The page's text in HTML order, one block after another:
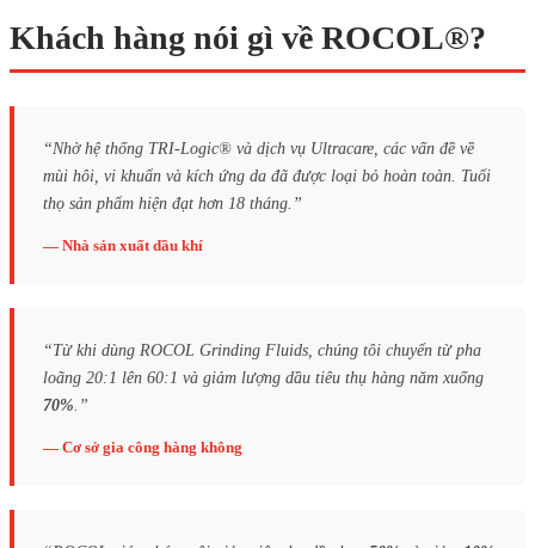
Khách hàng nói gì về ROCOL®?
“Nhờ hệ thống TRI-Logic® và dịch vụ Ultracare, các vấn đề về
mùi hôi, vi khuẩn và kích ứng da đã được loại bỏ hoàn toàn. Tuổi
thọ sản phẩm hiện đạt hơn 18 tháng.”
— Nhà sản xuất dầu khí
“Từ khi dùng ROCOL Grinding Fluids, chúng tôi chuyển từ pha
loãng 20:1 lên 60:1 và giảm lượng dầu tiêu thụ hàng năm xuống
70% .”
— Cơ sở gia công hàng không